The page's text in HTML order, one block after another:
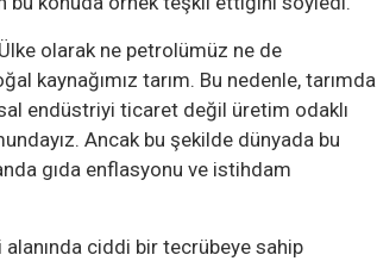
olarak ne petrolümüz ne de
kaynağımız tarım. Bu nedenle, tarımda
endüstriyi ticaret değil üretim odaklı
Ancak bu şekilde dünyada bu
gıda enflasyonu ve istihdam
ciddi bir tecrübeye sahip